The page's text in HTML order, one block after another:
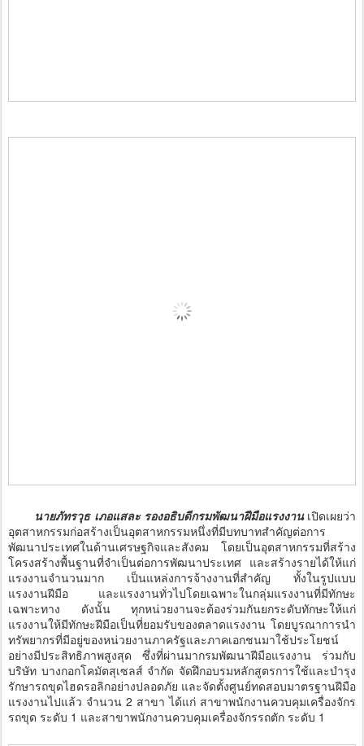
นายภัทรวุธ เภอแสละ รองอธิบดีกรมพัฒนาฝีมือแรงงาน เปิดเผยว่า
อุตสาหกรรมก่อสร้างเป็นอุตสาหกรรมหนึ่งที่มีบทบาทสำคัญต่อการ
พัฒนาประเทศในด้านเศรษฐกิจและสังคม โดยเป็นอุตสาหกรรมที่สร้าง
โครงสร้างพื้นฐานที่จำเป็นต่อการพัฒนาประเทศ และสร้างรายได้ให้แก่
แรงงานจำนวนมาก เป็นแหล่งการจ้างงานที่สำคัญ ทั้งในรูปแบบ
แรงงานฝีมือ และแรงงานทั่วไปโดยเฉพาะในกลุ่มแรงงานที่มีทักษะ
เฉพาะทาง ดังนั้น ทุกหน่วยงานจะต้องร่วมกันยกระดับทักษะให้แก่
แรงงานให้มีทักษะฝีมือเป็นที่ยอมรับของตลาดแรงงาน โดยบูรณาการนำ
ทรัพยากรที่มีอยู่ของหน่วยงานภาครัฐและภาคเอกชนมาใช้ประโยชน์
อย่างมีประสิทธิภาพสูงสุด ซึ่งที่ผ่านมากรมพัฒนาฝีมือแรงงาน ร่วมกับ
บริษัท บางกอกโคมัตสุเซลส์ จำกัด จัดฝึกอบรมหลักสูตรการใช้และบำรุง
รักษารถขุดไฮดรอลิกอย่างปลอดภัย และจัดตั้งศูนย์ทดสอบมาตรฐานฝีมือ
แรงงานไปแล้ว จำนวน 2 สาขา ได้แก่ สาขาพนักงานควบคุมเครื่องจักร
รถขุด ระดับ 1 และสาขาพนักงานควบคุมเครื่องจักรรถตัก ระดับ 1